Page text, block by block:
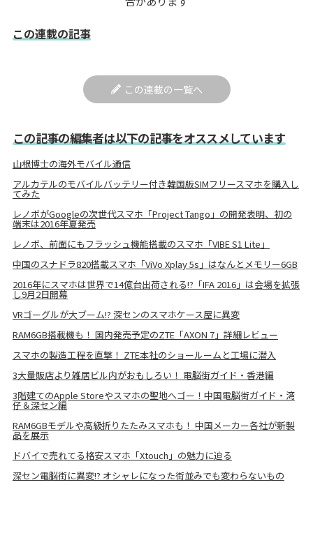
この連載の記事
この連載の一覧へ
この記事の編集者は以下の記事をオススメしています
山根博士の海外モバイル通信
アルカテルのモバイルバッテリー付き韓国版SIMフリースマホを購入し
てみた
レノボがGoogleの次世代スマホ「Project Tango」の開発表明、初の
端末は2016年夏発売
レノボ、前面にもフラッシュ機能搭載のスマホ「VIBE S1 Lite」
中国のスナドラ820搭載スマホ「ViVo Xplay 5s」はなんとメモリー6GB
2016年にスマホは世界で14億台出荷される!?「IFA 2016」は会場を拡張
し9月2日開幕
VRゴーグルが大ブーム!? 深センのスマホケース屋に異変
RAM6GB搭載機も！ 国内発売予定のZTE「AXON 7」詳細レビュー
スマホの製造工程を直撃！ ZTE本社のショールームと工場に潜入
3大量販店より雑居ビル内がおもしろい！ 電脳街ガイド・香港編
3階建てのApple Storeやスマホの聖地へゴー！中国電脳街ガイド・湾
仔＆深セン編
RAM6GBモデルや高級折りたたみスマホも！ 中国メーカー各社が新製
品を展示
ドバイで売れてる格安スマホ「Xtouch」の魅力に迫る
深セン電脳街に異変!? オシャレになった街並みでも変わらないもの